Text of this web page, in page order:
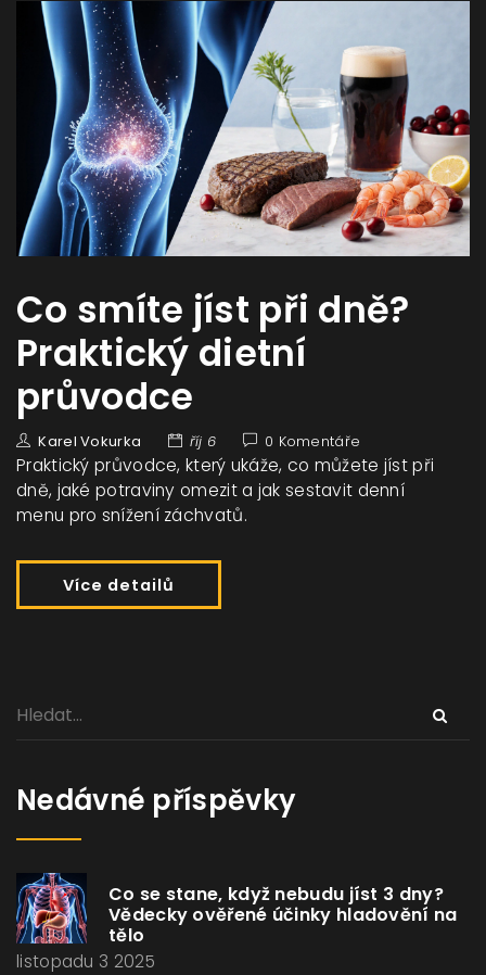
Co smíte jíst při dně?
Praktický dietní
průvodce
Karel Vokurka říj 6 0 Komentáře
Praktický průvodce, který ukáže, co můžete jíst při
dně, jaké potraviny omezit a jak sestavit denní
menu pro snížení záchvatů.
Více detailů
Nedávné příspěvky
Co se stane, když nebudu jíst 3 dny?
Vědecky ověřené účinky hladovění na
tělo
listopadu 3 2025